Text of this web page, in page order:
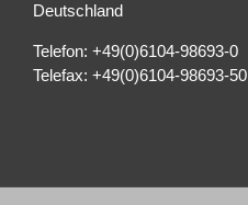
Deutschland
Telefon: +49(0)6104-98693-0
Telefax: +49(0)6104-98693-50